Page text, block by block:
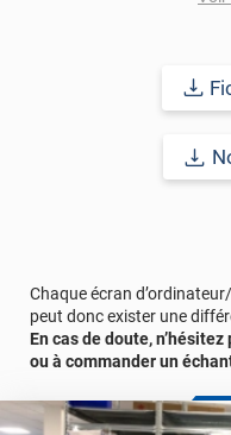
Applicable sur la plupart
Chaque écran
peut donc exister une
En cas de doute,
ou à commander un